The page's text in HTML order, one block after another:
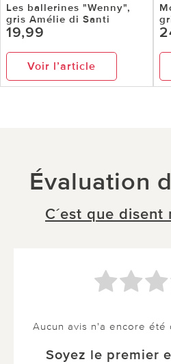
Les ballerines "Wenny",
gris Amélie di Santi
19,99
Voir l’article
Évaluation
C´est que disent
Aucun avis n'a encore
Soyez le premier